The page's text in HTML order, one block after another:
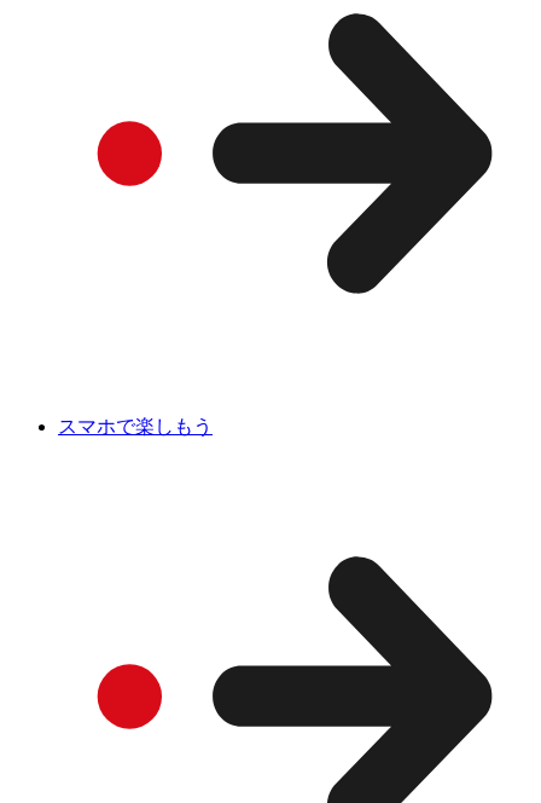
スマホで楽しもう